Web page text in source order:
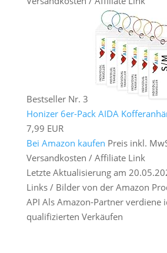
Bestseller Nr. 3
Honizer 6er-Pack AIDA
7,99 EUR
Bei Amazon kaufen Preis inkl.
Versandkosten / Affiliate Link
Letzte Aktualisierung am
Links / Bilder von der Amazon
API Als Amazon-Partner verdiene
qualifizierten Verkäufen